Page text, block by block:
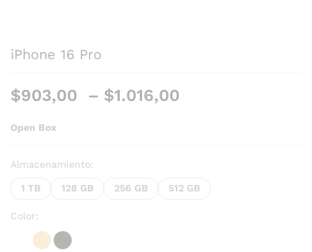
iPhone 16 Pro
$903,00 – $1.016,00
Open Box
Almacenamiento:
1 TB 128 GB 256 GB 512 GB
Color: